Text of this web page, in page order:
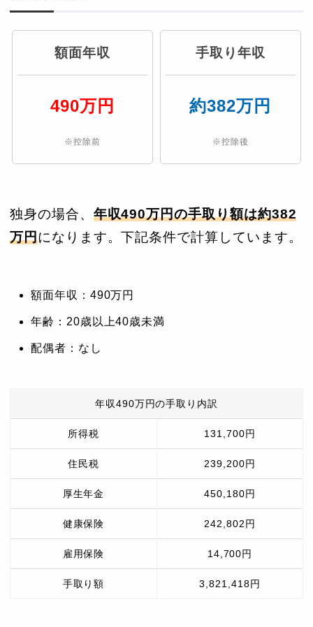
額面年収
490万円
※控除前
手取り年収
約382万円
※控除後
独身の場合、 年収490万円の手取り額は約382
万円になります。下記条件で計算しています。
額面年収：490万円
年齢：20歳以上40歳未満
配偶者：なし
年収490万円の手取り内訳
所得税 131,700円
住民税 239,200円
厚生年金 450,180円
健康保険 242,802円
雇用保険 14,700円
手取り額 3,821,418円